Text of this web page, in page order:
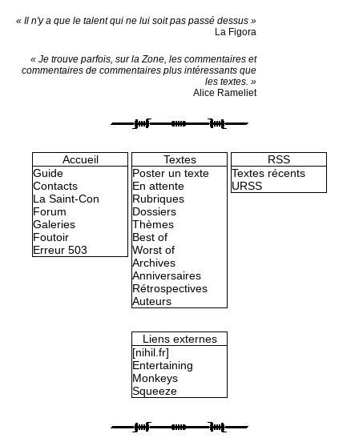
« Il n'y a que le talent qui ne lui soit pas passé dessus »
La Figora
« Je trouve parfois, sur la Zone, les commentaires et
commentaires de commentaires plus intéressants que
les textes. »
Alice Rameliet
Accueil
Guide
Contacts
La Saint-Con
Forum
Galeries
Foutoir
Erreur 503
Textes
Poster un texte
En attente
Rubriques
Dossiers
Thèmes
Best of
Worst of
Archives
Anniversaires
Rétrospectives
Auteurs
RSS
Textes récents
URSS
Liens externes
[nihil.fr]
Entertaining
Monkeys
Squeeze